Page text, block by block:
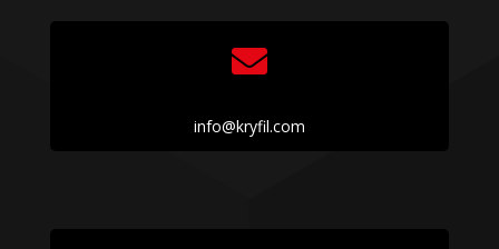

info@kryfil.com